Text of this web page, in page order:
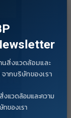
สิ่งแวดล้อมและ
ากบริษัทของเรา
แวดล้อมและความ
ทของเรา